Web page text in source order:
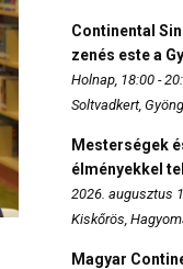
Continental
zenés este a
Holnap, 18:00 -
Soltvadkert,
Mesterségek
élményekkel
2026. augusztus
Kiskőrös,
Magyar